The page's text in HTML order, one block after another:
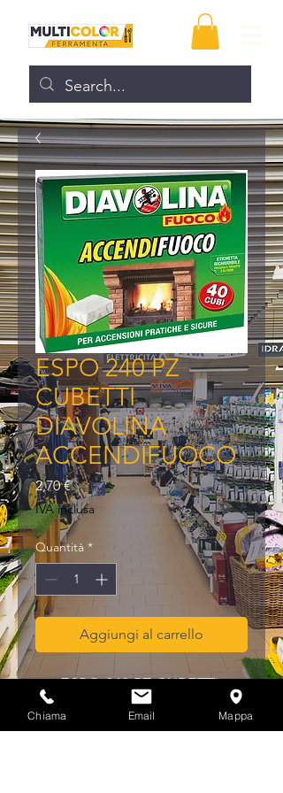
ESPO 240 PZ
CUBETTI
DIAVOLINA
ACCENDIFUOCO
2,70 €Prezzo
IVA inclusa
Quantità *
Aggiungi al carrello
ESPO 240 PZ CUBETTI
DIAVOLINA
ACCENDIFUOCO
Chiama Email Mappa